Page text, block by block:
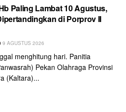
Paling Lambat 10 Agustus,
di Porprov II
9 AGUSTUS 2026
menghitung hari. Panitia
Pekan Olahraga Provinsi
(Kaltara)...